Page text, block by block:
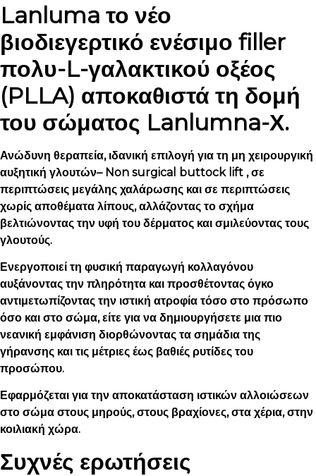
Lanluma το νέο
βιοδιεγερτικό ενέσιμο filler
πολυ-L-γαλακτικού οξέος
(PLLA) αποκαθιστά τη δομή
του σώματος Lanlumna-Χ.
Ανώδυνη θεραπεία, ιδανική επιλογή για τη μη χειρουργική
αυξητική γλουτών– Non surgical buttock lift , σε
περιπτώσεις μεγάλης χαλάρωσης και σε περιπτώσεις
χωρίς αποθέματα λίπους, αλλάζοντας το σχήμα
βελτιώνοντας την υφή του δέρματος και σμιλεύοντας τους
γλουτούς.
Ενεργοποιεί τη φυσική παραγωγή κολλαγόνου
αυξάνοντας την πληρότητα και προσθέτοντας όγκο
αντιμετωπίζοντας την ιστική ατροφία τόσο στο πρόσωπο
όσο και στο σώμα, είτε για να δημιουργήσετε μια πιο
νεανική εμφάνιση διορθώνοντας τα σημάδια της
γήρανσης και τις μέτριες έως βαθιές ρυτίδες του
προσώπου.
Εφαρμόζεται για την αποκατάσταση ιστικών αλλοιώσεων
στο σώμα στους μηρούς, στους βραχίονες, στα χέρια, στην
κοιλιακή χώρα.
Συχνές ερωτήσεις